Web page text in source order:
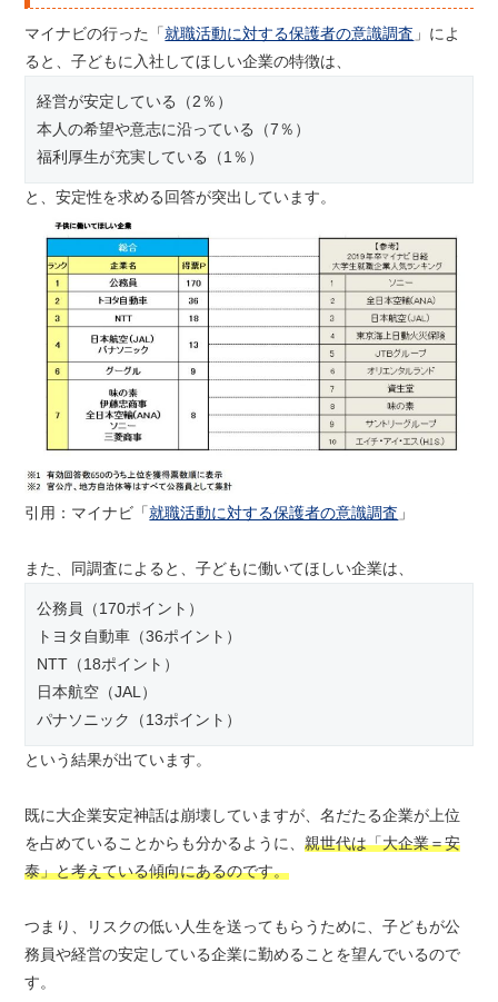
マイナビの行った「就職活動に対する保護者の意識調査 」によ
ると、子どもに入社してほしい企業の特徴は、
経営が安定している（2％）
本人の希望や意志に沿っている（7％）
福利厚生が充実している（1％）
と、安定性を求める回答が突出しています。
引用：マイナビ「就職活動に対する保護者の意識調査 」
また、同調査によると、子どもに働いてほしい企業は、
公務員（170ポイント）
トヨタ自動車（36ポイント）
NTT（18ポイント）
日本航空（JAL）
パナソニック（13ポイント）
という結果が出ています。
既に大企業安定神話は崩壊していますが、名だたる企業が上位
を占めていることからも分かるように、親世代は「大企業＝安
泰」と考えている傾向にあるのです。
つまり、リスクの低い人生を送ってもらうために、子どもが公
務員や経営の安定している企業に勤めることを望んでいるので
す。